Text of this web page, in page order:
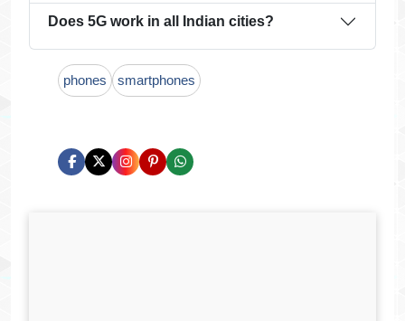
Does 5G work in all Indian cities?
phones smartphones